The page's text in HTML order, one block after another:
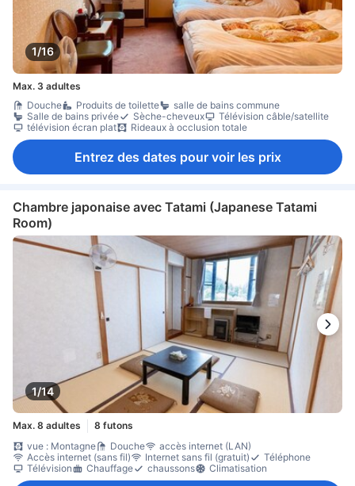
1/16
Max. 3 adultes
Douche
Produits de toilette
salle de bains commune
Salle de bains privée
Sèche-cheveux
Télévision câble/satellite
télévision écran plat
Rideaux à occlusion totale
Entrez des dates pour voir les prix
Chambre japonaise avec Tatami (Japanese Tatami
Room)
1/14
Max. 8 adultes
8 futons
vue : Montagne
Douche
accès internet (LAN)
Accès internet (sans fil)
Internet sans fil (gratuit)
Téléphone
Télévision
Chauffage chaussons Climatisation